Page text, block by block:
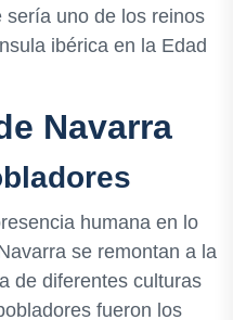
sería uno de los reinos
ibérica en la Edad
Navarra
humana en lo
se remontan a la
de diferentes culturas
fueron los